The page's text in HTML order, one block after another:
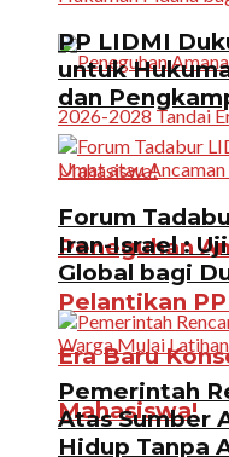
Peneguhan
Pelantikan
Era Baru
Mahasiswa!
PP LIDMI
untuk
dan
Forum
Iran-Israel :
Global bagi
Pemerintah
Atas Sumber
Hidup Tanpa